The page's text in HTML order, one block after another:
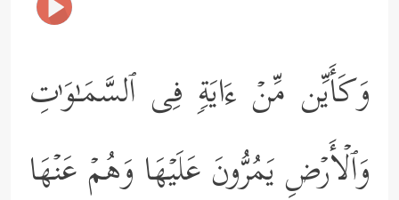
وَكَأَیِّن مِّنۡ ءَایَةࣲ فِی ٱلسَّمَـٰوَ ٰ⁠تِ
وَٱلۡأَرۡضِ یَمُرُّونَ عَلَیۡهَا وَهُمۡ عَنۡهَا